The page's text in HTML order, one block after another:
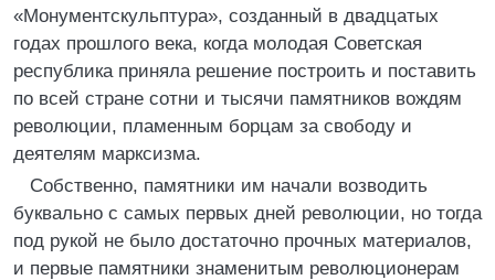
«Монументскульптура», созданный в двадцатых
годах прошлого века, когда молодая Советская
республика приняла решение построить и поставить
по всей стране сотни и тысячи памятников вождям
революции, пламенным борцам за свободу и
деятелям марксизма.
Собственно, памятники им начали возводить
буквально с самых первых дней революции, но тогда
под рукой не было достаточно прочных материалов,
и первые памятники знаменитым революционерам